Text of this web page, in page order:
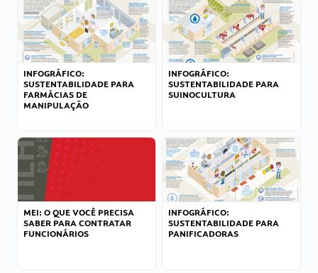
INFOGRÁFICO:
SUSTENTABILIDADE PARA
FARMÁCIAS DE
MANIPULAÇÃO
INFOGRÁFICO:
SUSTENTABILIDADE PARA
SUINOCULTURA
MEI: O QUE VOCÊ PRECISA
SABER PARA CONTRATAR
FUNCIONÁRIOS
INFOGRÁFICO:
SUSTENTABILIDADE PARA
PANIFICADORAS